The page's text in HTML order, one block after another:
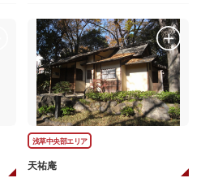
浅草中央部エリア
天祐庵